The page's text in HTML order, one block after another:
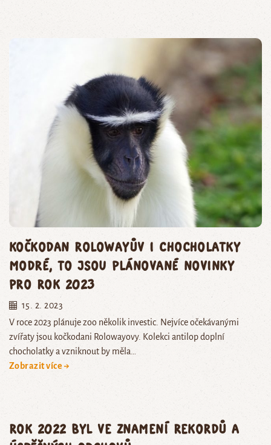
Kočkodan Rolowayův i chocholatky
modré, to jsou plánované novinky
pro rok 2023
15. 2. 2023
V roce 2023 plánuje zoo několik investic. Nejvíce očekávanými
zvířaty jsou kočkodani Rolowayovy. Kolekci antilop doplní
chocholatky a vzniknout by měla…
Zobrazit více →
Rok 2022 byl ve znamení rekordů a